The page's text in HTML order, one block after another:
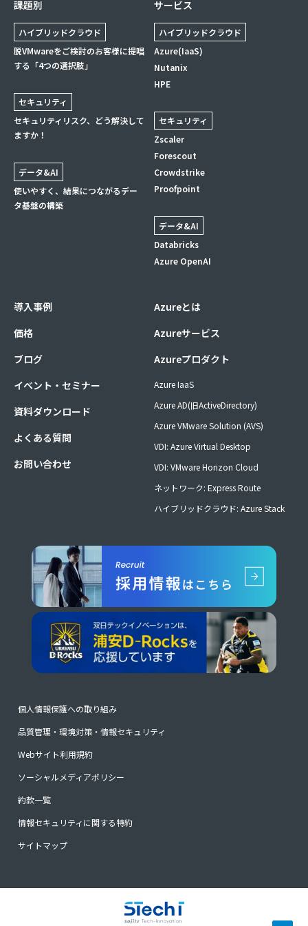
課題別
ハイブリッドクラウド
脱VMwareをご検討のお客様に提唱
する「4つの選択肢」
セキュリティ
セキュリティリスク、どう解決して
ますか！
データ&AI
使いやすく、結果につながるデー
タ基盤の構築
サービス
ハイブリッドクラウド
Azure(IaaS)
Nutanix
HPE
セキュリティ
Zscaler
Forescout
Crowdstrike
Proofpoint
データ&AI
Databricks
Azure OpenAI
導入事例
価格
ブログ
イベント・セミナー
資料ダウンロード
よくある質問
お問い合わせ
Azureとは
Azureサービス
Azureプロダクト
Azure IaaS
Azure AD(旧ActiveDirectory)
Azure VMware Solution (AVS)
VDI: Azure Virtual Desktop
VDI: VMware Horizon Cloud
ネットワーク: Express Route
ハイブリッドクラウド: Azure Stack
個人情報保護への取り組み
品質管理・環境対策・情報セキュリティ
Webサイト利用規約
ソーシャルメディアポリシー
約款一覧
情報セキュリティに関する特約
サイトマップ